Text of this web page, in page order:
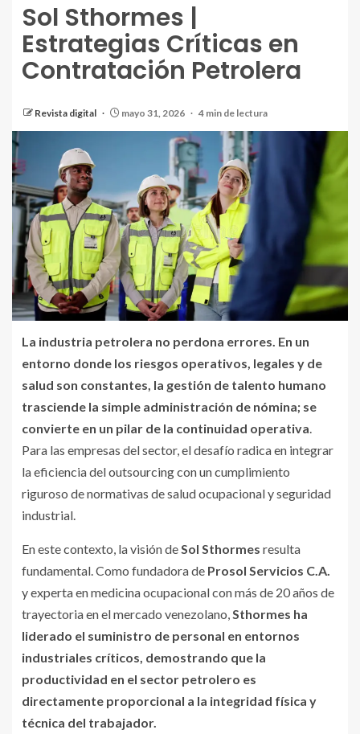
Sol Sthormes |
Estrategias Críticas en
Contratación Petrolera
Revista digital mayo 31, 2026 4 min de lectura
La industria petrolera no perdona errores. En un
entorno donde los riesgos operativos, legales y de
salud son constantes, la gestión de talento humano
trasciende la simple administración de nómina; se
convierte en un pilar de la continuidad operativa.
Para las empresas del sector, el desafío radica en integrar
la eficiencia del outsourcing con un cumplimiento
riguroso de normativas de salud ocupacional y seguridad
industrial.
En este contexto, la visión deSol Sthormes resulta
fundamental. Como fundadora de Prosol Servicios C.A.
y experta en medicina ocupacional con más de 20 años de
trayectoria en el mercado venezolano,Sthormes ha
liderado el suministro de personal en entornos
industriales críticos, demostrando que la
productividad en el sector petrolero es
directamente proporcional a la integridad física y
técnica del trabajador.